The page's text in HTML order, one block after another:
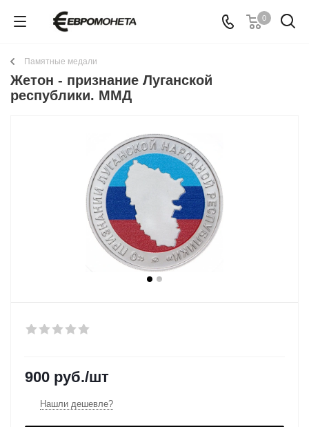
0
Памятные медали
Жетон - признание Луганской
республики. ММД
900 руб./шт
Нашли дешевле?